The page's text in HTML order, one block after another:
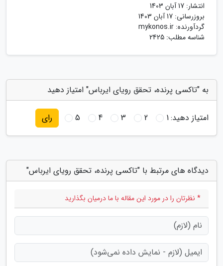
انتشار: 17 آبان 1403
بروزرسانی: 17 آبان 1403
گردآورنده: mykonos.ir
شناسه مطلب: 2425
به "تاکسی پرنده، تحقق رویای ایرباس" امتیاز دهید
امتیاز دهید:1
2
3
4
5 رای
دیدگاه های مرتبط با "تاکسی پرنده، تحقق رویای ایرباس"
* نظرتان را در مورد این مقاله با ما درمیان بگذارید